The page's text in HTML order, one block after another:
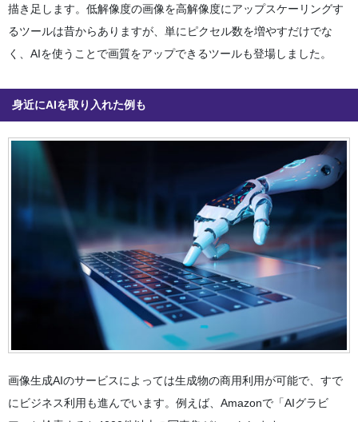
描き足します。低解像度の画像を高解像度にアップスケーリングす
るツールは昔からありますが、単にピクセル数を増やすだけでな
く、AIを使うことで画質をアップできるツールも登場しました。
身近にAIを取り入れた例も
画像生成AIのサービスによっては生成物の商用利用が可能で、すで
にビジネス利用も進んでいます。例えば、Amazonで「AIグラビ